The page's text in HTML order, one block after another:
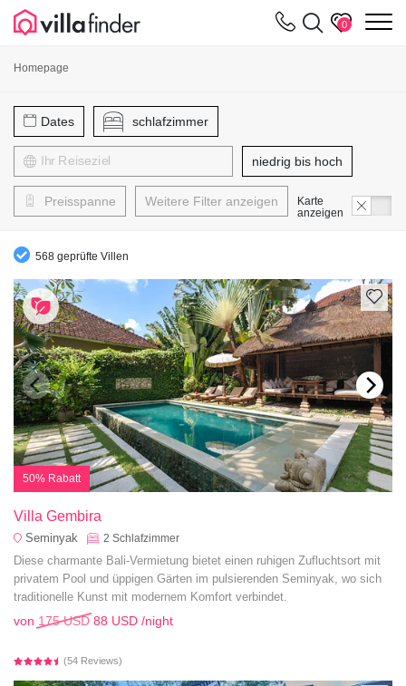
0
Homepage
Dates schlafzimmer
niedrig bis hoch
Preisspanne Weitere Filter anzeigen
Karte
anzeigen
568 geprüfte Villen
50% Rabatt
Villa Gembira
Seminyak 2 Schlafzimmer
Diese charmante Bali-Vermietung bietet einen ruhigen Zufluchtsort mit
privatem Pool und üppigen Gärten im pulsierenden Seminyak, wo sich
traditionelle Kunst mit modernem Komfort verbindet.
von 175 USD 88 USD /night
(54 Reviews)
Cookie-Einstellungen